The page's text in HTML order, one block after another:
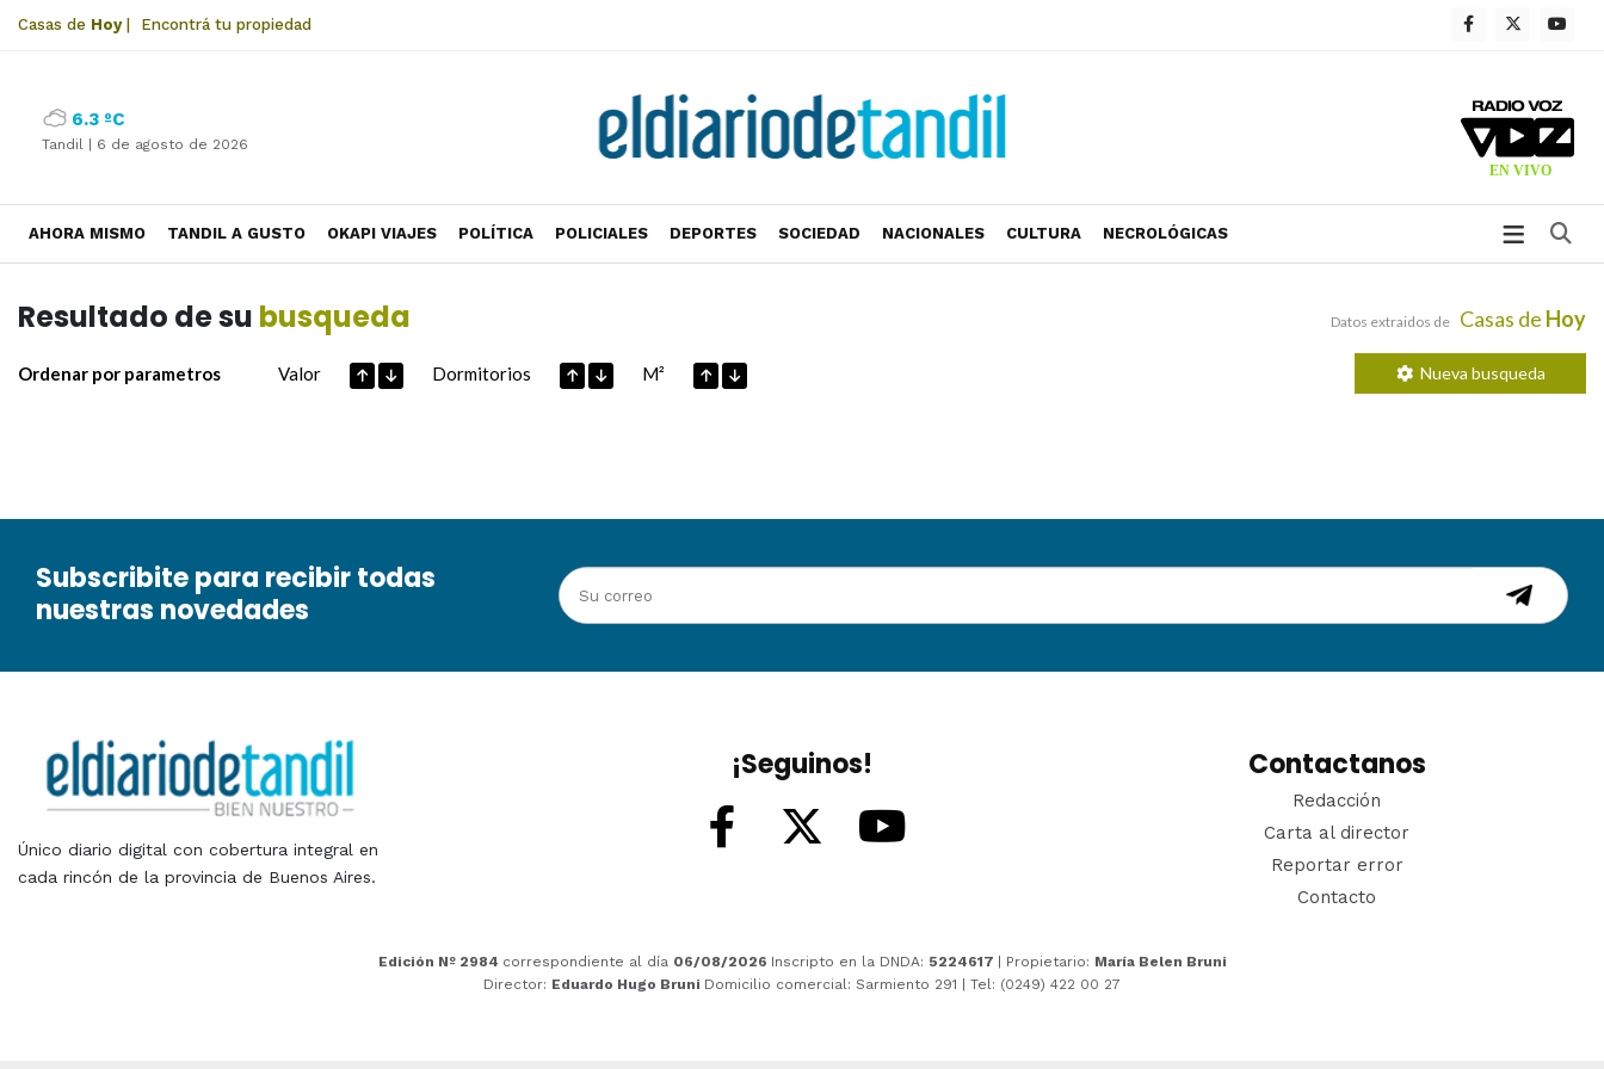
Casas de Hoy| Encontrá tu propiedad
6.3 ºC
Tandil | 6 de agosto de 2026
AHORA MISMO TANDIL A GUSTO OKAPI VIAJES POLÍTICA POLICIALES DEPORTES SOCIEDAD NACIONALES CULTURA NECROLÓGICAS
Resultado de su busqueda Datos extraidos de Casas de Hoy
Ordenar por parametros Valor Dormitorios M² Nueva busqueda
Subscribite para recibir todas
nuestras novedades
Único diario digital con cobertura integral en
cada rincón de la provincia de Buenos Aires.
¡Seguinos! Contactanos
Redacción
Carta al director
Reportar error
Contacto
Edición Nº 2984 correspondiente al día 06/08/2026 Inscripto en la DNDA: 5224617 | Propietario: María Belen Bruni
Director: Eduardo Hugo Bruni Domicilio comercial: Sarmiento 291 | Tel: (0249) 422 00 27